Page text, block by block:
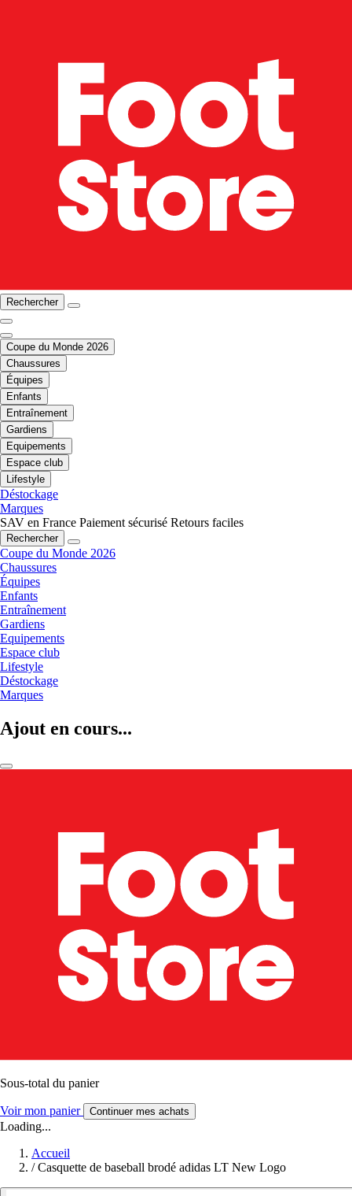
Rechercher
Coupe du Monde 2026
Chaussures
Équipes
Enfants
Entraînement
Gardiens
Equipements
Espace club
Lifestyle
Déstockage
Marques
SAV en France Paiement sécurisé Retours faciles
Rechercher
Coupe du Monde 2026
Chaussures
Équipes
Enfants
Entraînement
Gardiens
Equipements
Espace club
Lifestyle
Déstockage
Marques
Ajout en cours...
Sous-total du panier
Voir mon panier Continuer mes achats
Loading...
Accueil
/ Casquette de baseball brodé adidas LT New Logo